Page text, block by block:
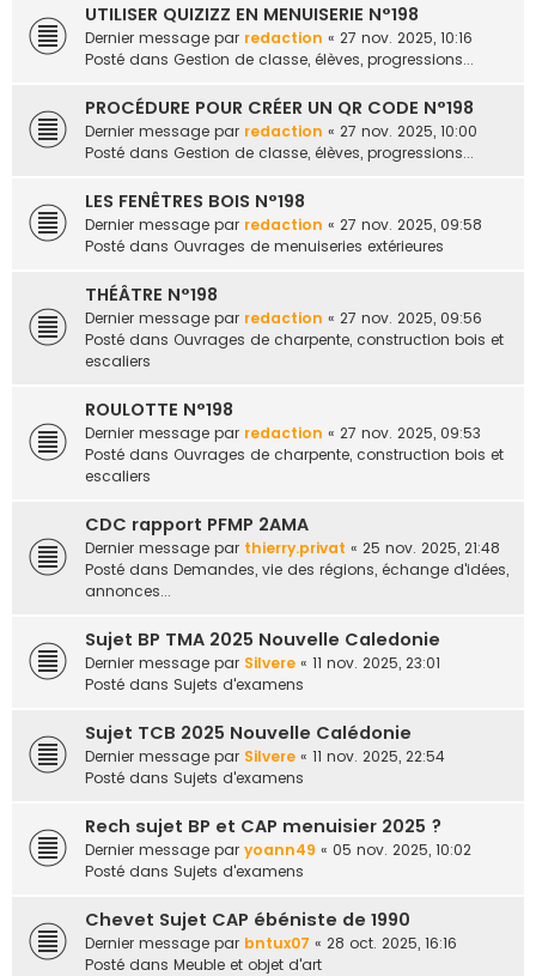
UTILISER QUIZIZZ EN MENUISERIE N°198
Dernier message par redaction « 27 nov. 2025, 10:16
Posté dans Gestion de classe, élèves, progressions...
PROCÉDURE POUR CRÉER UN QR CODE N°198
Dernier message par redaction « 27 nov. 2025, 10:00
Posté dans Gestion de classe, élèves, progressions...
LES FENÊTRES BOIS N°198
Dernier message par redaction « 27 nov. 2025, 09:58
Posté dans Ouvrages de menuiseries extérieures
THÉÂTRE N°198
Dernier message par redaction « 27 nov. 2025, 09:56
Posté dans Ouvrages de charpente, construction bois et
escaliers
ROULOTTE N°198
Dernier message par redaction « 27 nov. 2025, 09:53
Posté dans Ouvrages de charpente, construction bois et
escaliers
CDC rapport PFMP 2AMA
Dernier message par thierry.privat « 25 nov. 2025, 21:48
Posté dans Demandes, vie des régions, échange d'idées,
annonces...
Sujet BP TMA 2025 Nouvelle Caledonie
Dernier message par Silvere « 11 nov. 2025, 23:01
Posté dans Sujets d'examens
Sujet TCB 2025 Nouvelle Calédonie
Dernier message par Silvere « 11 nov. 2025, 22:54
Posté dans Sujets d'examens
Rech sujet BP et CAP menuisier 2025 ?
Dernier message par yoann49 « 05 nov. 2025, 10:02
Posté dans Sujets d'examens
Chevet Sujet CAP ébéniste de 1990
Dernier message par bntux07 « 28 oct. 2025, 16:16
Posté dans Meuble et objet d'art